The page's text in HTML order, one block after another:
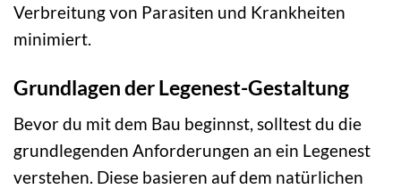
Verbreitung von Parasiten und Krankheiten
minimiert.
Grundlagen der Legenest-Gestaltung
Bevor du mit dem Bau beginnst, solltest du die
grundlegenden Anforderungen an ein Legenest
verstehen. Diese basieren auf dem natürlichen